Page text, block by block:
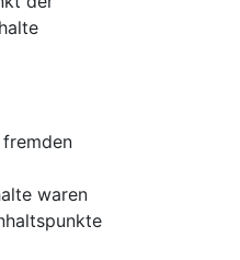
waren